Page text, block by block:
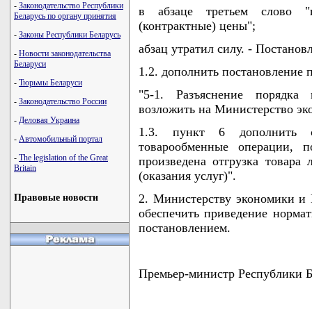
- Законодательство Республики
Беларусь по органу принятия
- Законы Республики Беларусь
- Новости законодательства
Беларуси
- Тюрьмы Беларуси
- Законодательство России
- Деловая Украина
- Автомобильный портал
- The legislation of the Great
Britain
Правовые новости
в абзаце третьем слово
(контрактные) цены";
абзац утратил силу. -
1.2. дополнить постановление
"5-1. Разъяснение порядка
возложить на Министерство
1.3. пункт 6 дополнить
товарообменные
произведена отгрузка
(оказания услуг)".
2. Министерству экономики
обеспечить приведение
постановлением.
Премьер-министр